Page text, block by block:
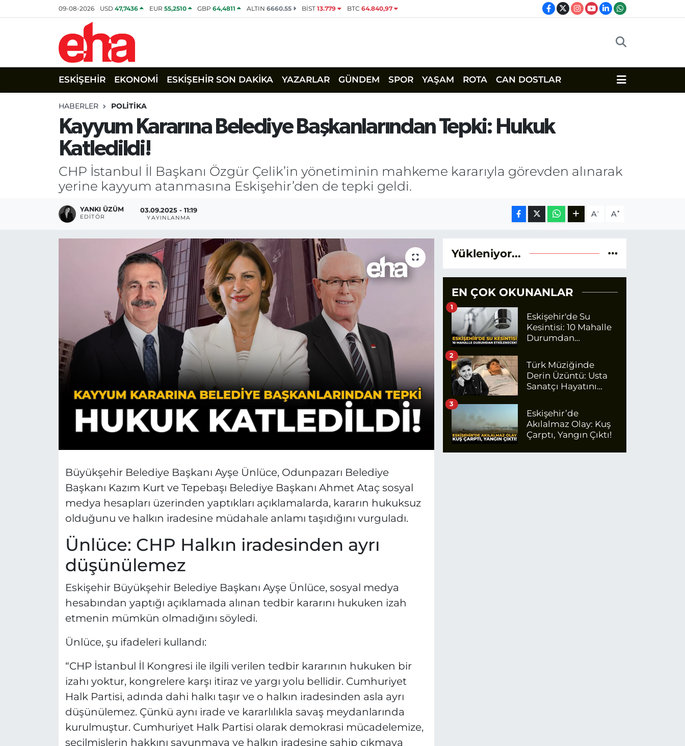
09-08-2026 USD47,7436 EUR 55,2510 GBP64,4811 ALTIN 6660.55 BİST13.779 BTC 64.840,97
ESKİŞEHİR EKONOMİ ESKİŞEHİR SON DAKİKA YAZARLAR GÜNDEM SPOR YAŞAM ROTA CAN DOSTLAR
HABERLER POLİTİKA
Kayyum Kararına Belediye Başkanlarından Tepki: Hukuk
Katledildi!
CHP İstanbul İl Başkanı Özgür Çelik’in yönetiminin mahkeme kararıyla görevden alınarak
yerine kayyum atanmasına Eskişehir’den de tepki geldi.
YANKI ÜZÜM
EDITÖR
03.09.2025 - 11:19
YAYINLANMA A- A+
Büyükşehir Belediye Başkanı Ayşe Ünlüce, Odunpazarı Belediye
Başkanı Kazım Kurt ve Tepebaşı Belediye Başkanı Ahmet Ataç sosyal
medya hesapları üzerinden yaptıkları açıklamalarda, kararın hukuksuz
olduğunu ve halkın iradesine müdahale anlamı taşıdığını vurguladı.
Ünlüce: CHP Halkın iradesinden ayrı
düşünülemez
Eskişehir Büyükşehir Belediye Başkanı Ayşe Ünlüce, sosyal medya
hesabından yaptığı açıklamada alınan tedbir kararını hukuken izah
etmenin mümkün olmadığını söyledi.
Ünlüce, şu ifadeleri kullandı:
“CHP İstanbul İl Kongresi ile ilgili verilen tedbir kararının hukuken bir
izahı yoktur, kongrelere karşı itiraz ve yargı yolu bellidir. Cumhuriyet
Halk Partisi, adında dahi halkı taşır ve o halkın iradesinden asla ayrı
düşünülemez. Çünkü aynı irade ve kararlılıkla savaş meydanlarında
kurulmuştur. Cumhuriyet Halk Partisi olarak demokrasi mücadelemize,
seçilmişlerin hakkını savunmaya ve halkın iradesine sahip çıkmaya
Yükleniyor...
EN ÇOK OKUNANLAR
Eskişehir'de Su
Kesintisi: 10 Mahalle
Durumdan
1
Türk Müziğinde
Derin Üzüntü: Usta
Sanatçı Hayatını
2
Eskişehir’de
Akılalmaz Olay: Kuş
Çarptı, Yangın Çıktı!
3